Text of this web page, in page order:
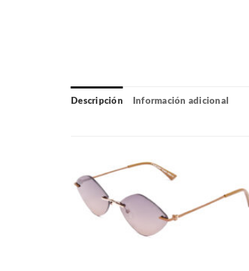
Descripción Información adicional
de sol